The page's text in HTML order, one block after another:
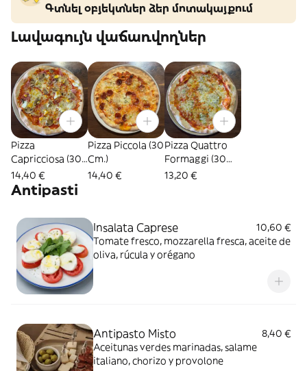
Գտնել օբյեկտներ ձեր մոտակայքում
Լավագույն վաճառվողներ
Pizza
Capricciosa (30
Cm.)
14,40 €
Pizza Piccola (30
Cm.)
14,40 €
Pizza Quattro
Formaggi (30
Cm.)
13,20 €
Antipasti
Insalata Caprese
10,60 €
Tomate fresco, mozzarella fresca, aceite de
oliva, rúcula y orégano
Antipasto Misto
8,40 €
Aceitunas verdes marinadas, salame
italiano, chorizo y provolone